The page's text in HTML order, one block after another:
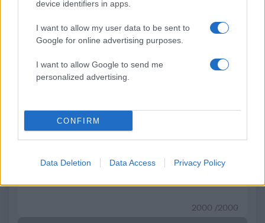
device identifiers in apps.
I want to allow my user data to be sent to
Google for online advertising purposes.
I want to allow Google to send me
personalized advertising.
CONFIRM
Data Deletion Data Access Privacy Policy
Σχόλια
50 /50
2000 /2000